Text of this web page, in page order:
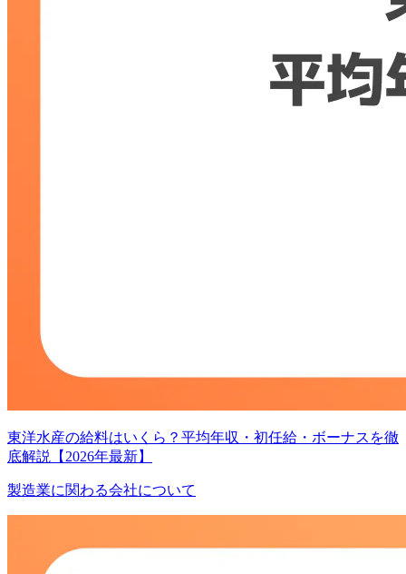
東洋水産の給料はいくら？平均年収・初任給・ボーナスを徹
底解説【2026年最新】
製造業に関わる会社について